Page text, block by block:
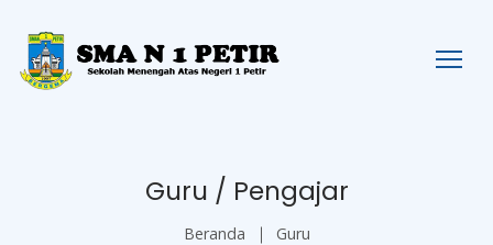
Guru / Pengajar
Beranda Guru